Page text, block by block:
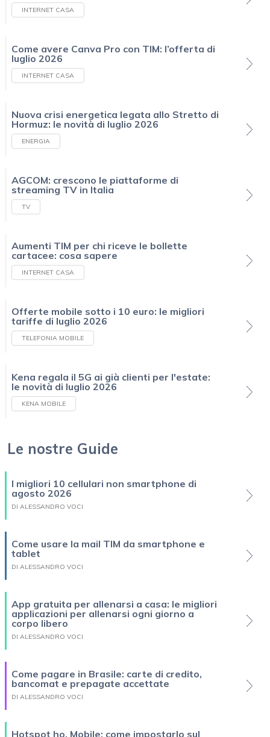
INTERNET CASA
Come avere Canva Pro con TIM: l’offerta di
luglio 2026
INTERNET CASA
Nuova crisi energetica legata allo Stretto di
Hormuz: le novità di luglio 2026
ENERGIA
AGCOM: crescono le piattaforme di
streaming TV in Italia
TV
Aumenti TIM per chi riceve le bollette
cartacee: cosa sapere
INTERNET CASA
Offerte mobile sotto i 10 euro: le migliori
tariffe di luglio 2026
TELEFONIA MOBILE
Kena regala il 5G ai già clienti per l'estate:
le novità di luglio 2026
KENA MOBILE
Le nostre Guide
I migliori 10 cellulari non smartphone di
agosto 2026
DI ALESSANDRO VOCI
Come usare la mail TIM da smartphone e
tablet
DI ALESSANDRO VOCI
App gratuita per allenarsi a casa: le migliori
applicazioni per allenarsi ogni giorno a
corpo libero
DI ALESSANDRO VOCI
Come pagare in Brasile: carte di credito,
bancomat e prepagate accettate
DI ALESSANDRO VOCI
Hotspot ho. Mobile: come impostarlo sul